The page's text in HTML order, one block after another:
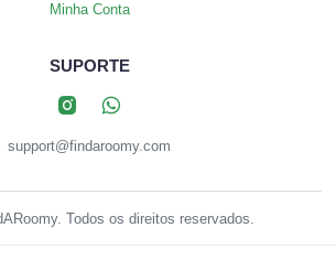
Minha Conta
SUPORTE
support@findaroomy.com
Todos os direitos reservados.